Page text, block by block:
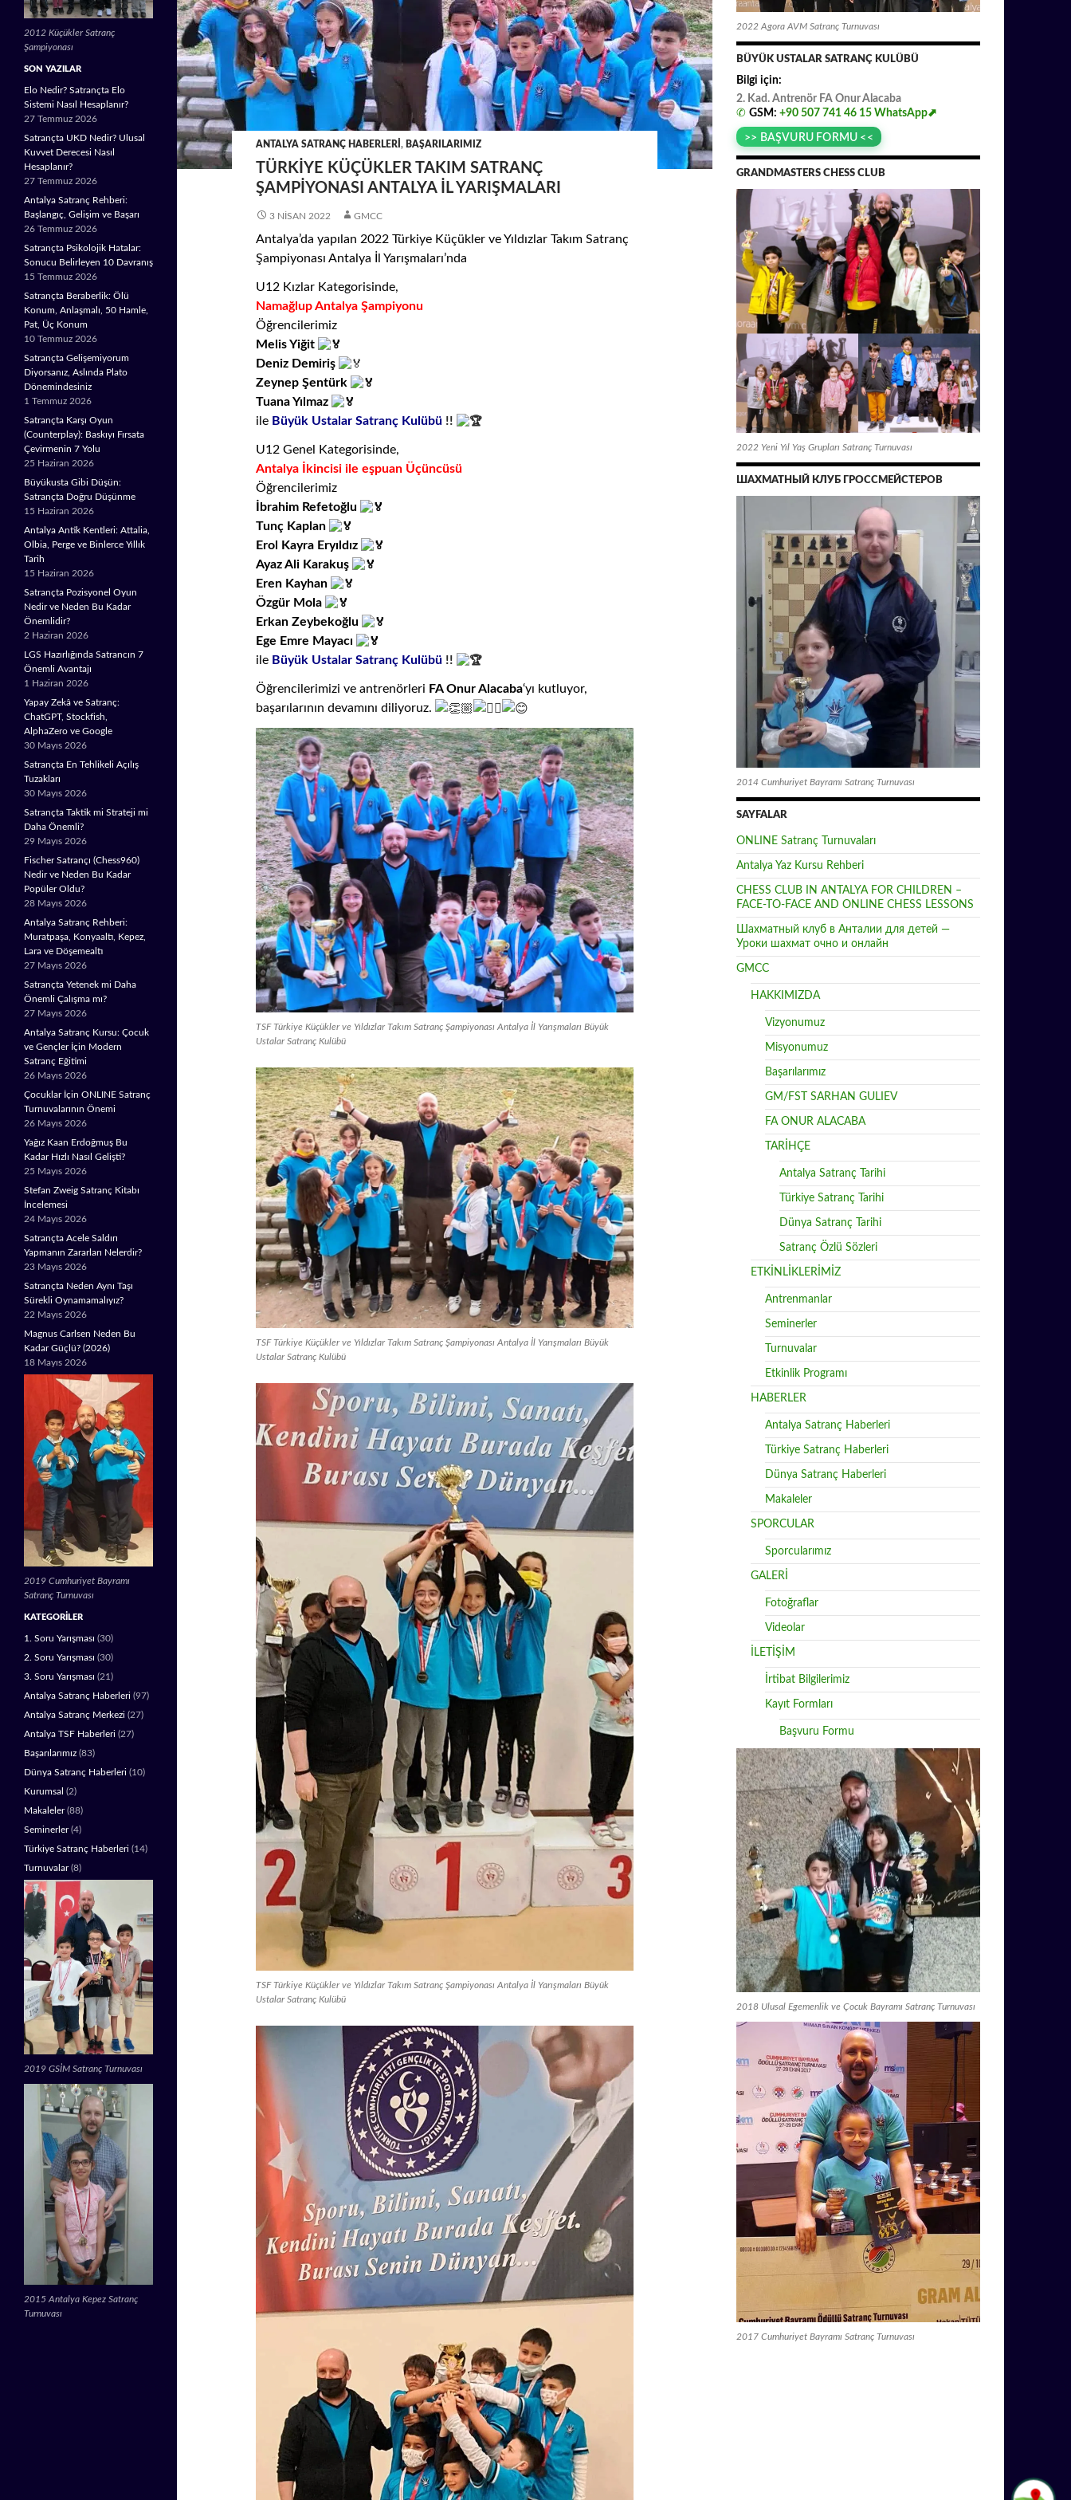
ANTALYA SATRANÇ HABERLERI , BAŞARILARIMIZ
TÜRKIYE KÜÇÜKLER TAKIM SATRANÇ
ŞAMPIYONASI ANTALYA İL YARIŞMALARI
3 NISAN 2022 GMCC
Antalya’da yapılan 2022 Türkiye Küçükler ve Yıldızlar Takım Satranç
Şampiyonası Antalya İl Yarışmaları’nda
U12 Kızlar Kategorisinde,
Namağlup Antalya Şampiyonu
Öğrencilerimiz
Melis Yiğit
Deniz Demiriş
Zeynep Şentürk
Tuana Yılmaz
ile Büyük Ustalar Satranç Kulübü !!
U12 Genel Kategorisinde,
Antalya İkincisi ile eşpuan Üçüncüsü
Öğrencilerimiz
İbrahim Refetoğlu
Tunç Kaplan
Erol Kayra Eryıldız
Ayaz Ali Karakuş
Eren Kayhan
Özgür Mola
Erkan Zeybekoğlu
Ege Emre Mayacı
ile Büyük Ustalar Satranç Kulübü !!
Öğrencilerimizi ve antrenörleri FA Onur Alacaba‘yı kutluyor,
başarılarının devamını diliyoruz.
TSF Türkiye Küçükler ve Yıldızlar Takım Satranç Şampiyonası Antalya İl Yarışmaları Büyük
Ustalar Satranç Kulübü
TSF Türkiye Küçükler ve Yıldızlar Takım Satranç Şampiyonası Antalya İl Yarışmaları Büyük
Ustalar Satranç Kulübü
TSF Türkiye Küçükler ve Yıldızlar Takım Satranç Şampiyonası Antalya İl Yarışmaları Büyük
Ustalar Satranç Kulübü
2022 Agora AVM Satranç Turnuvası
BÜYÜK USTALAR SATRANÇ KULÜBÜ
Bilgi için:
2. Kad. Antrenör FA Onur.Alacaba
✆ GSM: +90 507 741 46 15 WhatsApp⬈
>> BAŞVURU FORMU <<
GRANDMASTERS CHESS CLUB
2022 Yeni Yıl Yaş Grupları Satranç Turnuvası
ШАХМАТНЫЙ КЛУБ ГРОССМЕЙСТЕРОВ
2014 Cumhuriyet Bayramı Satranç Turnuvası
SAYFALAR
ONLINE Satranç Turnuvaları
Antalya Yaz Kursu Rehberi
CHESS CLUB IN ANTALYA FOR CHILDREN –
FACE-TO-FACE AND ONLINE CHESS LESSONS
Шахматный клуб в Анталии для детей —
Уроки шахмат очно и онлайн
GMCC
HAKKIMIZDA
Vizyonumuz
Misyonumuz
Başarılarımız
GM/FST SARHAN GULIEV
FA ONUR ALACABA
TARİHÇE
Antalya Satranç Tarihi
Türkiye Satranç Tarihi
Dünya Satranç Tarihi
Satranç Özlü Sözleri
ETKİNLİKLERİMİZ
Antrenmanlar
Seminerler
Turnuvalar
Etkinlik Programı
HABERLER
Antalya Satranç Haberleri
Türkiye Satranç Haberleri
Dünya Satranç Haberleri
Makaleler
SPORCULAR
Sporcularımız
GALERİ
Fotoğraflar
Videolar
İLETİŞİM
İrtibat Bilgilerimiz
Kayıt Formları
Başvuru Formu
2018 Ulusal Egemenlik ve Çocuk Bayramı Satranç Turnuvası
2017 Cumhuriyet Bayramı Satranç Turnuvası
2012 Küçükler Satranç
Şampiyonası
SON YAZILAR
Elo Nedir? Satrançta Elo
Sistemi Nasıl Hesaplanır?
27 Temmuz 2026
Satrançta UKD Nedir? Ulusal
Kuvvet Derecesi Nasıl
Hesaplanır?
27 Temmuz 2026
Antalya Satranç Rehberi:
Başlangıç, Gelişim ve Başarı
26 Temmuz 2026
Satrançta Psikolojik Hatalar:
Sonucu Belirleyen 10 Davranış
15 Temmuz 2026
Satrançta Beraberlik: Ölü
Konum, Anlaşmalı, 50 Hamle,
Pat, Üç Konum
10 Temmuz 2026
Satrançta Gelişemiyorum
Diyorsanız, Aslında Plato
Dönemindesiniz
1 Temmuz 2026
Satrançta Karşı Oyun
(Counterplay): Baskıyı Fırsata
Çevirmenin 7 Yolu
25 Haziran 2026
Büyükusta Gibi Düşün:
Satrançta Doğru Düşünme
15 Haziran 2026
Antalya Antik Kentleri: Attalia,
Olbia, Perge ve Binlerce Yıllık
Tarih
15 Haziran 2026
Satrançta Pozisyonel Oyun
Nedir ve Neden Bu Kadar
Önemlidir?
2 Haziran 2026
LGS Hazırlığında Satrancın 7
Önemli Avantajı
1 Haziran 2026
Yapay Zekâ ve Satranç:
ChatGPT, Stockfish,
AlphaZero ve Google
30 Mayıs 2026
Satrançta En Tehlikeli Açılış
Tuzakları
30 Mayıs 2026
Satrançta Taktik mi Strateji mi
Daha Önemli?
29 Mayıs 2026
Fischer Satrançı (Chess960)
Nedir ve Neden Bu Kadar
Popüler Oldu?
28 Mayıs 2026
Antalya Satranç Rehberi:
Muratpaşa, Konyaaltı, Kepez,
Lara ve Döşemealtı
27 Mayıs 2026
Satrançta Yetenek mi Daha
Önemli Çalışma mı?
27 Mayıs 2026
Antalya Satranç Kursu: Çocuk
ve Gençler İçin Modern
Satranç Eğitimi
26 Mayıs 2026
Çocuklar İçin ONLINE Satranç
Turnuvalarının Önemi
26 Mayıs 2026
Yağız Kaan Erdoğmuş Bu
Kadar Hızlı Nasıl Gelişti?
25 Mayıs 2026
Stefan Zweig Satranç Kitabı
İncelemesi
24 Mayıs 2026
Satrançta Acele Saldırı
Yapmanın Zararları Nelerdir?
23 Mayıs 2026
Satrançta Neden Aynı Taşı
Sürekli Oynamamalıyız?
22 Mayıs 2026
Magnus Carlsen Neden Bu
Kadar Güçlü? (2026)
18 Mayıs 2026
2019 Cumhuriyet Bayramı
Satranç Turnuvası
KATEGORILER
1. Soru Yarışması (30)
2. Soru Yarışması (30)
3. Soru Yarışması (21)
Antalya Satranç Haberleri (97)
Antalya Satranç Merkezi (27)
Antalya TSF Haberleri (27)
Başarılarımız (83)
Dünya Satranç Haberleri (10)
Kurumsal (2)
Makaleler(88)
Seminerler(4)
Türkiye Satranç Haberleri (14)
Turnuvalar(8)
2019 GSİM Satranç Turnuvası
2015 Antalya Kepez Satranç
Turnuvası